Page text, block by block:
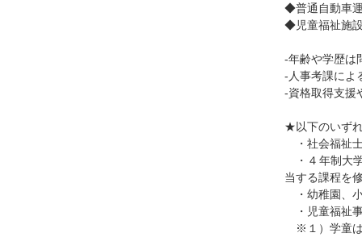
◆普通自動車
◆児童福祉施
-年齢や学歴は
-人事考課によ
-資格取得支援
★以下のいず
・社会福祉
・４年制大
当する課程を
・幼稚園、
・児童福祉
※１）学童は